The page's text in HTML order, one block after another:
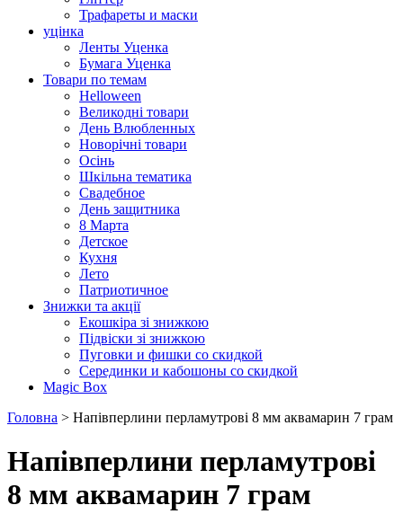
Трафареты и маски
уцінка
Ленты Уценка
Бумага Уценка
Товари по темам
Helloween
Великодні товари
День Влюбленных
Новорічні товари
Осінь
Шкільна тематика
Свадебное
День защитника
8 Марта
Детское
Кухня
Лето
Патриотичное
Знижки та акції
Екошкіра зі знижкою
Підвіски зі знижкою
Пуговки и фишки со скидкой
Серединки и кабошоны со скидкой
Magic Box
Головна > Напівперлини перламутрові 8 мм аквамарин 7 грам
Напівперлини перламутрові
8 мм аквамарин 7 грам